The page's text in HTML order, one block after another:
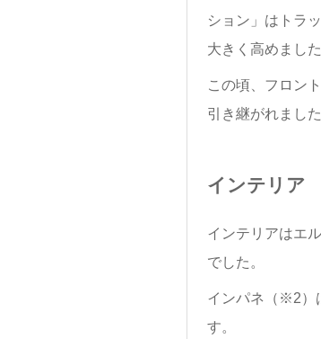
ション」はトラ
大きく高めました
この頃、フロン
引き継がれました
インテリア
インテリアはエ
でした。
インパネ（※2）
す。